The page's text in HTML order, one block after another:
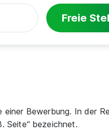
Freie
Bewerbung. In der
Seite“ bezeichnet.